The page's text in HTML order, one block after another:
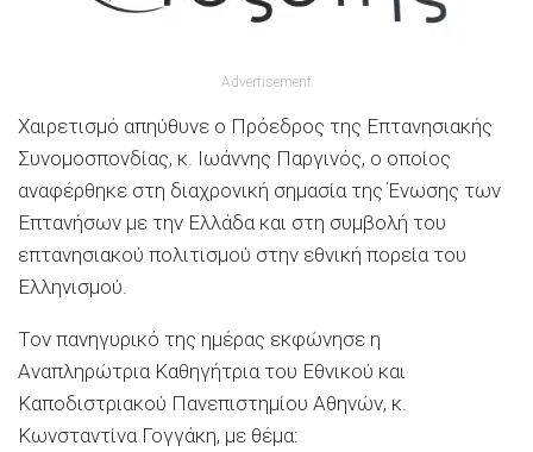
Advertisement
Χαιρετισμό απηύθυνε ο Πρόεδρος της Επτανησιακής
Συνομοσπονδίας, κ. Ιωάννης Παργινός, ο οποίος
αναφέρθηκε στη διαχρονική σημασία της Ένωσης των
Επτανήσων με την Ελλάδα και στη συμβολή του
επτανησιακού πολιτισμού στην εθνική πορεία του
Ελληνισμού.
Τον πανηγυρικό της ημέρας εκφώνησε η
Αναπληρώτρια Καθηγήτρια του Εθνικού και
Καποδιστριακού Πανεπιστημίου Αθηνών, κ.
Κωνσταντίνα Γογγάκη, με θέμα: